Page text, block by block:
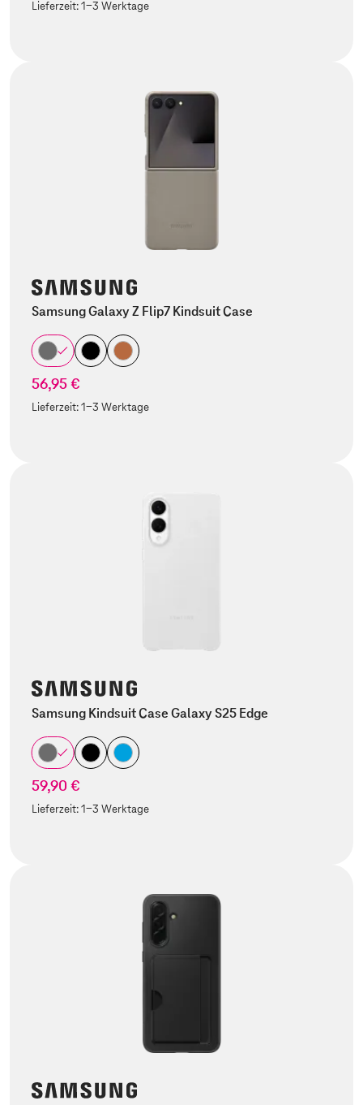
Lieferzeit:1-3 Werktage
Samsung Galaxy Z Flip7 Kindsuit Case
56,95 €
Lieferzeit:1-3 Werktage
Samsung Kindsuit Case Galaxy S25 Edge
59,90 €
Lieferzeit:1-3 Werktage